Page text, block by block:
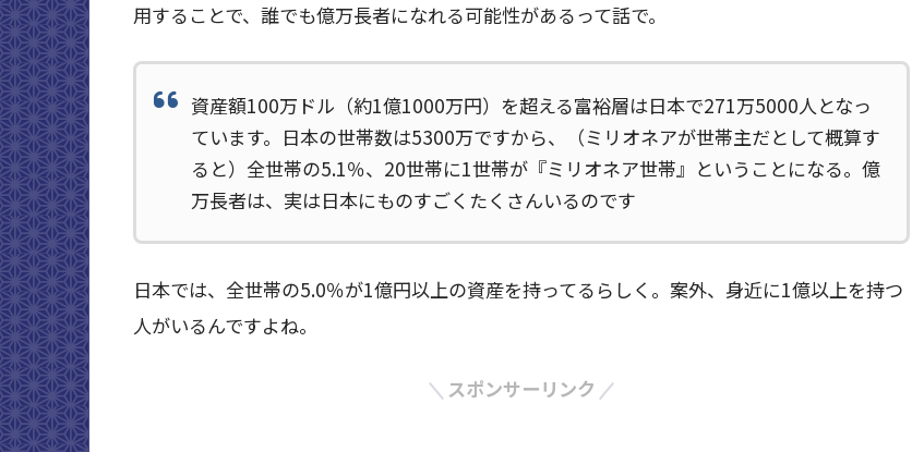
用することで、誰でも億万長者になれる可能性があるって話で。
資産額100万ドル（約1億1000万円）を超える富裕層は日本で271万5000人となっ
ています。日本の世帯数は5300万ですから、（ミリオネアが世帯主だとして概算す
ると）全世帯の5.1％、20世帯に1世帯が『ミリオネア世帯』ということになる。億
万長者は、実は日本にものすごくたくさんいるのです
日本では、全世帯の5.0％が1億円以上の資産を持ってるらしく。案外、身近に1億以上を持つ
人がいるんですよね。
スポンサーリンク